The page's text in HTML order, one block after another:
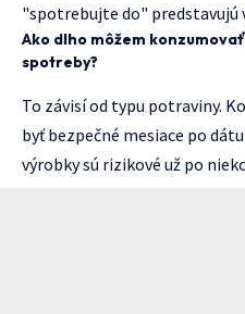
"spotrebujte do" predstavujú
Ako dlho môžem
spotreby?
To závisí od typu potraviny.
byť bezpečné mesiace po
výrobky sú rizikové už po